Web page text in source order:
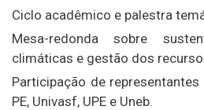
Ciclo acadêmico e palestra
Mesa-redonda sobre
climáticas e gestão dos
Participação de representantes
PE, Univasf, UPE e Uneb.